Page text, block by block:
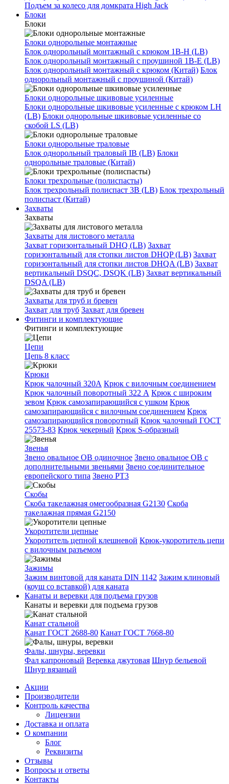
Подъем за колесо для домкрата High Jack
Блоки
Блоки
Блоки однорольные монтажные
Блок однорольный монтажный с крюком 1B-H (LB)
Блок однорольный монтажный с проушиной 1B-E (LB)
Блок однорольный монтажный с крюком (Китай) Блок
однорольный монтажный с проушиной (Китай)
Блоки однорольные шкивовые усиленные
Блоки однорольные шкивовые усиленные с крюком LH
(LB) Блоки однорольные шкивовые усиленные со
скобой LS (LB)
Блоки однорольные траловые
Блок однорольный траловый IB (LB) Блоки
однорольные траловые (Китай)
Блоки трехрольные (полиспасты)
Блок трехрольный полиспаст 3B (LB) Блок трехрольный
полиспаст (Китай)
Захваты
Захваты
Захваты для листового металла
Захват горизонтальный DHQ (LB) Захват
горизонтальный для стопки листов DHQP (LB) Захват
горизонтальный для стопки листов DHQA (LB) Захват
вертикальный DSQC, DSQK (LB) Захват вертикальный
DSQA (LB)
Захваты для труб и бревен
Захват для труб Захват для бревен
Фитинги и комплектующие
Фитинги и комплектующие
Цепи
Цепь 8 класс
Крюки
Крюк чалочный 320А Крюк с вилочным соединением
Крюк чалочный поворотный 322 А Крюк с широким
зевом Крюк самозапирающийся с ушком Крюк
самозапирающийся с вилочным соединением Крюк
самозапирающийся поворотный Крюк чалочный ГОСТ
25573-83 Крюк чекерный Крюк S-образный
Звенья
Звено овальное OB одиночное Звено овальное ОВ с
дополнительными звеньями Звено соединительное
европейского типа Звено РТ3
Скобы
Скоба такелажная омегообразная G2130 Скоба
такелажная прямая G2150
Укоротители цепные
Укоротитель цепной клешневой Крюк-укоротитель цепи
с вилочным разъемом
Зажимы
Зажим винтовой для каната DIN 1142 Зажим клиновый
(коуш со вставкой) для каната
Канаты и веревки для подъема грузов
Канаты и веревки для подъема грузов
Канат стальной
Канат ГОСТ 2688-80 Канат ГОСТ 7668-80
Фалы, шнуры, веревки
Фал капроновый Веревка джутовая Шнур бельевой
Шнур вязаный
Акции
Производители
Контроль качества
Лицензии
Доставка и оплата
О компании
Блог
Реквизиты
Отзывы
Вопросы и ответы
Контакты